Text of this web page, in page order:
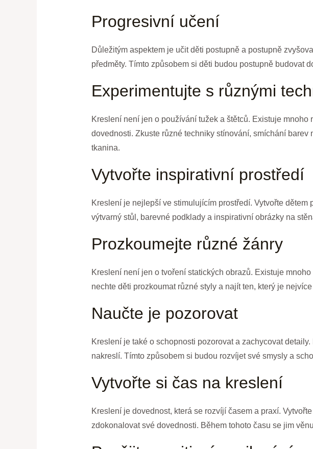
Progresivní učení
Důležitým aspektem je učit děti postupně a postupně
předměty. Tímto způsobem si děti budou postupně budovat
Experimentujte s různými
Kreslení není jen o používání tužek a štětců. Existuje
dovednosti. Zkuste různé techniky stínování, smíchání
tkanina.
Vytvořte inspirativní prostředí
Kreslení je nejlepší ve stimulujícím prostředí. Vytvořte
výtvarný stůl, barevné podklady a inspirativní obrázky na
Prozkoumejte různé žánry
Kreslení není jen o tvoření statických obrazů. Existuje
nechte děti prozkoumat různé styly a najít ten, který je
Naučte je pozorovat
Kreslení je také o schopnosti pozorovat a zachycovat
nakreslí. Tímto způsobem si budou rozvíjet své smysly a
Vytvořte si čas na kreslení
Kreslení je dovednost, která se rozvíjí časem a praxí.
zdokonalovat své dovednosti. Během tohoto času se jim